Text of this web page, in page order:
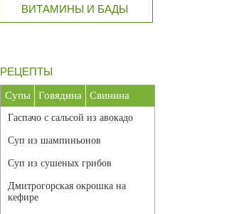
ВИТАМИНЫ И БАДЫ
РЕЦЕПТЫ
Супы Говядина Свинина
Гаспачо с сальсой из авокадо
Суп из шампиньонов
Суп из сушеных грибов
Дмитрогорская окрошка на
кефире